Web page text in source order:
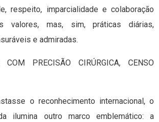
respeito, imparcialidade e colaboração
valores, mas, sim, práticas diárias,
e admiradas.
COM PRECISÃO CIRÚRGICA, CENSO
o reconhecimento internacional, o
ilumina outro marco emblemático: a